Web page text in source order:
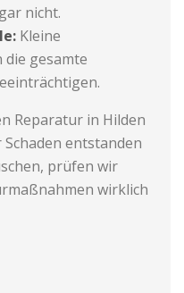
nicht.
Kleine
gesamte
Reparatur in Hilden
entstanden
prüfen wir
wirklich